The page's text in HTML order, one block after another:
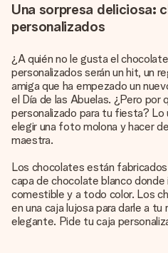
Una sorpresa deliciosa:
personalizados
¿A quién no le gusta el
personalizados serán un hit, un
amiga que ha empezado un
el Día de las Abuelas. ¿Pero por
personalizado para tu fiesta? Lo
elegir una foto molona y hacer
maestra.
Los chocolates están
capa de chocolate blanco
comestible y a todo color. Los
en una caja lujosa para darle a
elegante. Pide tu caja